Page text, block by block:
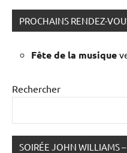
PROCHAINS RENDEZ-
Fête de la musique
Rechercher
SOIRÉE JOHN WILLIAMS